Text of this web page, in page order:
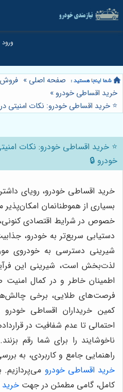
صفحه اصلی »
خرید اقساطی خودرو »
⭐️ خرید اقساطی خودرو: نکات امنیتی
⭐️ خرید اقساطی خودرو: نکات
خودرو 🔒
خرید اقساطی خودرو، رویای
بسیاری از هموطنانمان
خصوص در شرایط اقتصادی
دستیابی سریع‌تر به خودرو،
شیرینی دسترسی به خودروی
لذت‌بخش است، شیرینی این
اطمینان خاطر و در کمال امنیت
فرصت‌های طلایی، برخی
کمین خریداران اقساطی
احتمالی تا عدم شفافیت در
ناخوشایند را برای شما رقم
راهنمایی جامع و کاربردی، به
خرید اقساطی خودرو می‌پردازیم.
کامل، گامی مطمئن در جهت